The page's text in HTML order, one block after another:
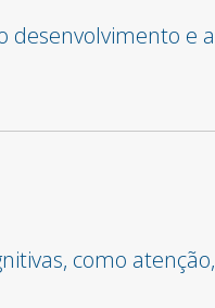
desenvolvimento e
como